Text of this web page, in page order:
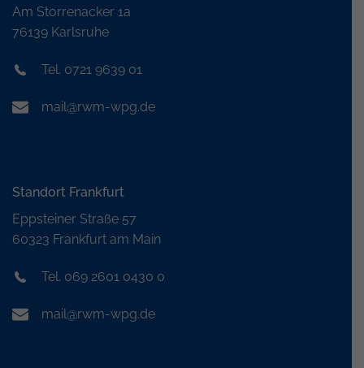
Am Storrenacker 1a
76139 Karlsruhe
Tel. 0721 9639 01
mail@rwm-wpg.de
Standort Frankfurt
Eppsteiner Straße 57
60323 Frankfurt am Main
Tel. 069 2601 0430 0
mail@rwm-wpg.de